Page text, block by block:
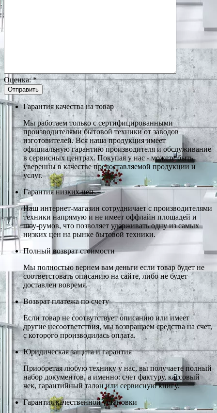
Оценка:*
Гарантия качества на товар
Мы работаем только с сертифицированными
производителями бытовой техники от заводов
изготовителей. Вся наша продукция имеет
официальную гарантию производителя и обслуживание
в сервисных центрах. Покупая у нас - можете быть
уверенны в качестве предоставляемой продукции и
услуг.
Гарантия низких цен
Наш интернет-магазин сотрудничает с производителями
техники напрямую и не имеет оффлайн площадей и
шоу-румов, что позволяет удерживать одну из самых
низких цен на рынке бытовой техники.
Полный возврат стоимости
Мы полностью вернем вам деньги если товар будет не
соответстовать описанию на сайте, либо не будет
доставлен вовремя.
Возврат платежа по счету
Если товар не соотвутствует описанию или имеет
другие несоответствия, мы возвращаем средства на счет,
с которого производилась оплата.
Юридическая защита и гарантия
Приобретая любую технику у нас, вы получаете полный
набор документов, а именно: счет фактуру, кассовый
чек, гарантийный талон или сервисную книгу.
Гарантия качественной установки